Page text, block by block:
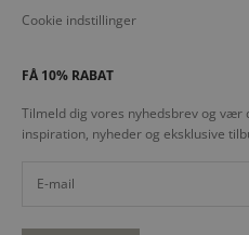
Cookie indstillinger
FÅ 10% RABAT
Tilmeld dig vores nyhedsbrev og vær
inspiration, nyheder og eksklusive